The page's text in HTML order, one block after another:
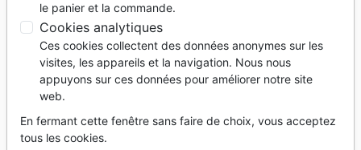
Bertrand Gounon
Liste des produits par auteur
Filtrertune
Divers Jeux
le panier et la commande.
Cookies analytiques
Ces cookies collectent des données anonymes sur les
visites, les appareils et la navigation. Nous nous
appuyons sur ces données pour améliorer notre site
web.
En fermant cette fenêtre sans faire de choix, vous acceptez
tous les cookies.